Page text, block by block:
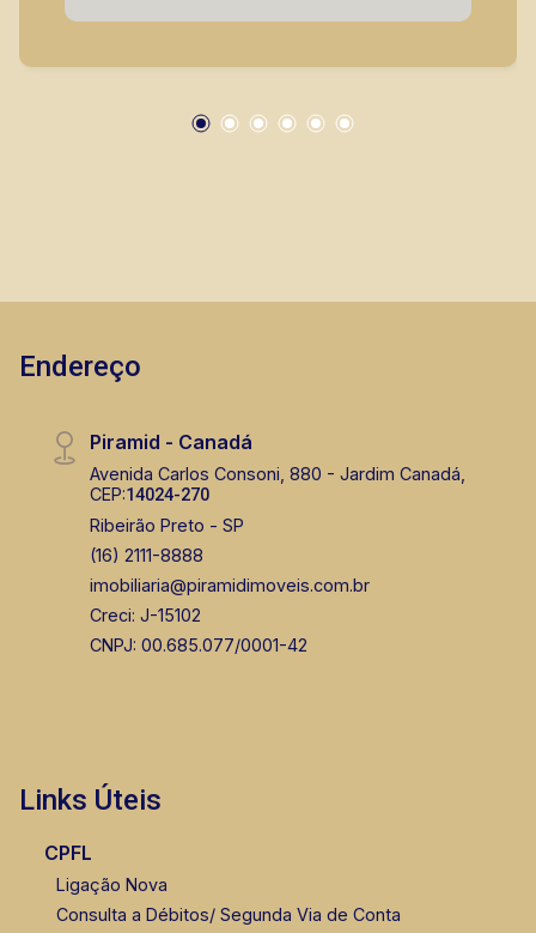
locação, vendas de imóveis prontos, usados ou
de Ribeirão Preto.
Endereço
Piramid - Canadá
Avenida Carlos Consoni, 880 - Jardim Canadá,
CEP:14024-270
Ribeirão Preto - SP
(16) 2111-8888
imobiliaria@piramidimoveis.com.br
Creci: J-15102
CNPJ: 00.685.077/0001-42
Links Úteis
CPFL
Ligação Nova
Consulta a Débitos/ Segunda Via de Conta